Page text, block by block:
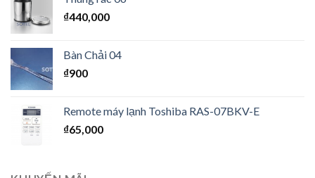
₫440,000
Bàn Chải 04
₫900
Remote máy lạnh Toshiba RAS-07BKV-E
₫65,000